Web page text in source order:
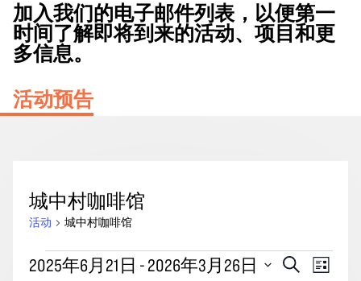
加入我们的电子邮件列表，以便第一
时间了解即将到来的活动、项目和更
多信息。
活动预告
城中村咖啡馆
活动 城中村咖啡馆
活
活
搜
事
列
2025年6月21日 - 2026年3月26日